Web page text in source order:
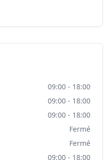
09:00 - 18:00
09:00 - 18:00
09:00 - 18:00
Fermé
Fermé
09:00 - 18:00